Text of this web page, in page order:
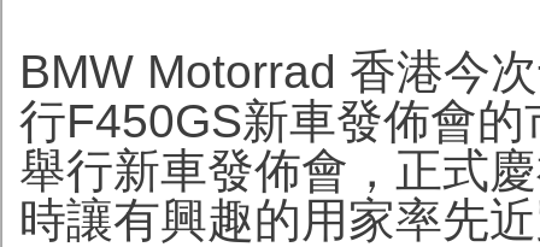
BMW Motorrad 香港今
行F450GS新車發佈會
舉行新車發佈會，正式
時讓有興趣的用家率先